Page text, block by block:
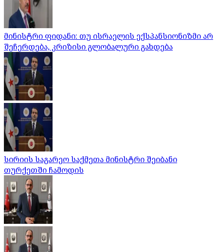
მინისტრი ფიდანი: თუ ისრაელის ექსპანსიონიზმი არ
შეჩერდება, კრიზისი გლობალური გახდება
სირიის საგარეო საქმეთა მინისტრი შეიბანი
თურქეთში ჩამოდის